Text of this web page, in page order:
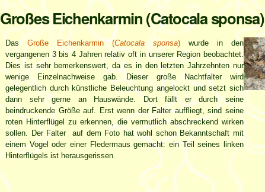
Großes Eichenkarmin (Catocala sponsa)
DasGroße Eichenkarmin (Catocala sponsa) wurde in den
vergangenen 3 bis 4 Jahren relativ oft in unserer Region beobachtet.
Dies ist sehr bemerkenswert, da es in den letzten Jahrzehnten nur
wenige Einzelnachweise gab. Dieser große Nachtfalter wird
gelegentlich durch künstliche Beleuchtung angelockt und setzt sich
dann sehr gerne an Hauswände. Dort fällt er durch seine
beindruckende Größe auf. Erst wenn der Falter auffliegt, sind seine
roten Hinterflügel zu erkennen, die vermutlich abschreckend wirken
sollen. Der Falter auf dem Foto hat wohl schon Bekanntschaft mit
einem Vogel oder einer Fledermaus gemacht: ein Teil seines linken
Hinterflügels ist herausgerissen.